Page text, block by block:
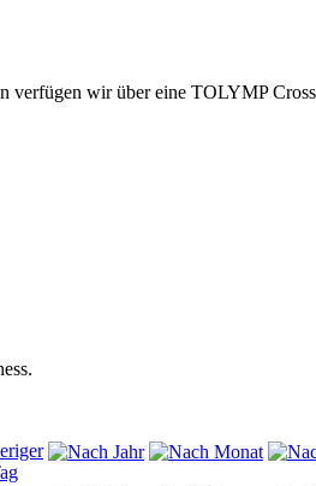
verfügen wir über eine TOLYMP